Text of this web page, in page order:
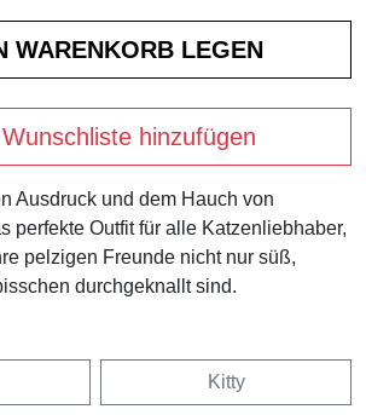
hinzufügen
Ausdruck und dem Hauch von
perfekte Outfit für alle Katzenliebhaber,
pelzigen Freunde nicht nur süß,
durchgeknallt sind.
Kitty